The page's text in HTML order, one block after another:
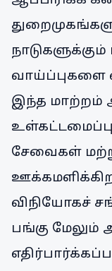
வாய்ப்புகளை
இந்த மாற்றம்
சேவைகள்
விநியோகச்
பங்கு மேலும்